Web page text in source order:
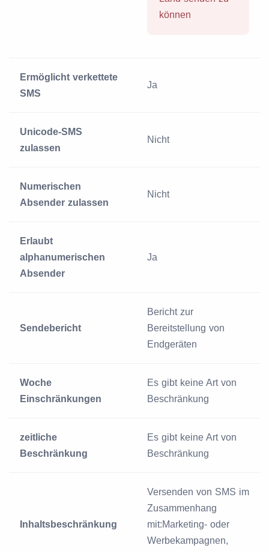
können
Ermöglicht verkettete
SMS
Ja
Unicode-SMS
zulassen
Nicht
Numerischen
Absender zulassen
Nicht
Erlaubt
alphanumerischen
Absender
Ja
Sendebericht
Bericht zur
Bereitstellung von
Endgeräten
Woche
Einschränkungen
Es gibt keine Art von
Beschränkung
zeitliche
Beschränkung
Es gibt keine Art von
Beschränkung
Inhaltsbeschränkung
Versenden von SMS im
Zusammenhang
mit:Marketing- oder
Werbekampagnen,